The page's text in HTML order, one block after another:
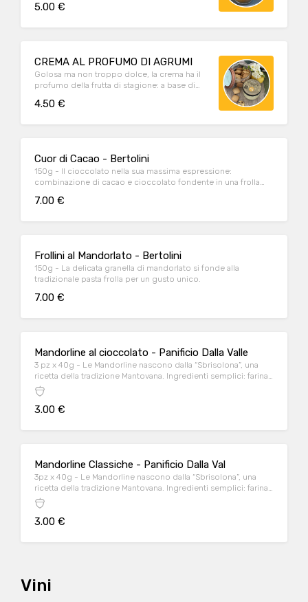
5.00 €
CREMA AL PROFUMO DI AGRUMI
Golosa ma non troppo dolce, la crema ha il
profumo della frutta di stagione: a base di
rende tutto più fresco in vista della
4.50 €
Cuor di Cacao - Bertolini
150g - Il cioccolato nella sua massima espressione:
combinazione di cacao e cioccolato fondente in una frolla
7.00 €
Frollini al Mandorlato - Bertolini
150g - La delicata granella di mandorlato si fonde alla
tradizionale pasta frolla per un gusto unico.
7.00 €
Mandorline al cioccolato - Panificio Dalla Valle
3 pz x 40g - Le Mandorline nascono dalla “Sbrisolona”, una
ricetta della tradizione Mantovana. Ingredienti semplici: farina
di grano tenero e di mais, burro, mandorle, zucchero, granella
di nocciola, uova e GOCCE DI CIOCCOLATO.
3.00 €
Mandorline Classiche - Panificio Dalla Val
3pz x 40g - Le Mandorline nascono dalla “Sbrisolona”, una
ricetta della tradizione Mantovana. Ingredienti semplici: farina
di grano tenero e di mais, burro, mandorle, zucchero, granella
di nocciola e uova.
3.00 €
Vini